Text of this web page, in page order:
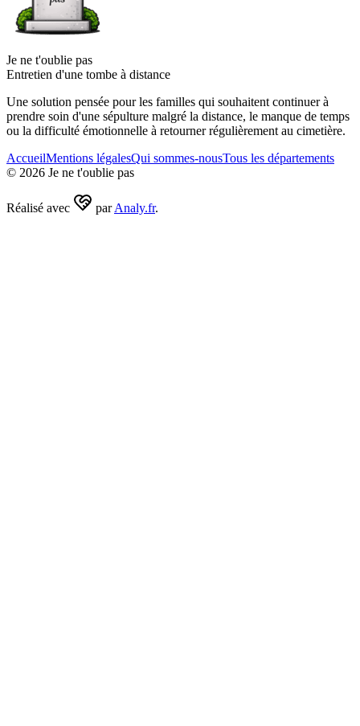
Je ne t'oublie pas
Entretien d'une tombe à distance
Une solution pensée pour les familles qui souhaitent continuer à
prendre soin d'une sépulture malgré la distance, le manque de temps
ou la difficulté émotionnelle à retourner régulièrement au cimetière.
AccueilMentions légalesQui sommes-nousTous les départements
© 2026 Je ne t'oublie pas
Réalisé avec par Analy.fr.